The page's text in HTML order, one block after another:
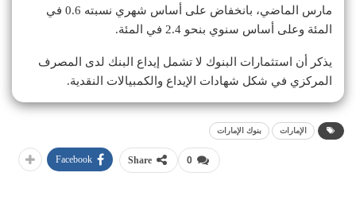
مارس الماضي، بانخفاض على أساس شهري نسبته 0.6 في
المئة وعلى أساس سنوي بنحو 2.4 في المئة.
يذكر أن استثمارات البنوك لا تشمل إيداع البنك لدى المصرف
المركزي في شكل شهادات الإيداع والكمبيالات النقدية.
الإمارات بنوك الإمارات
0
Share
Facebook